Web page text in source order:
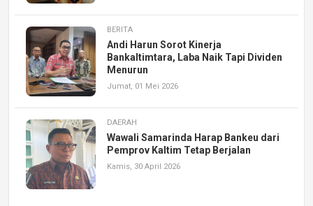
BERITA
Andi Harun Sorot Kinerja
Bankaltimtara, Laba Naik Tapi Dividen
Menurun
Jumat, 01 Mei 2026
DAERAH
Wawali Samarinda Harap Bankeu dari
Pemprov Kaltim Tetap Berjalan
Kamis, 30 April 2026